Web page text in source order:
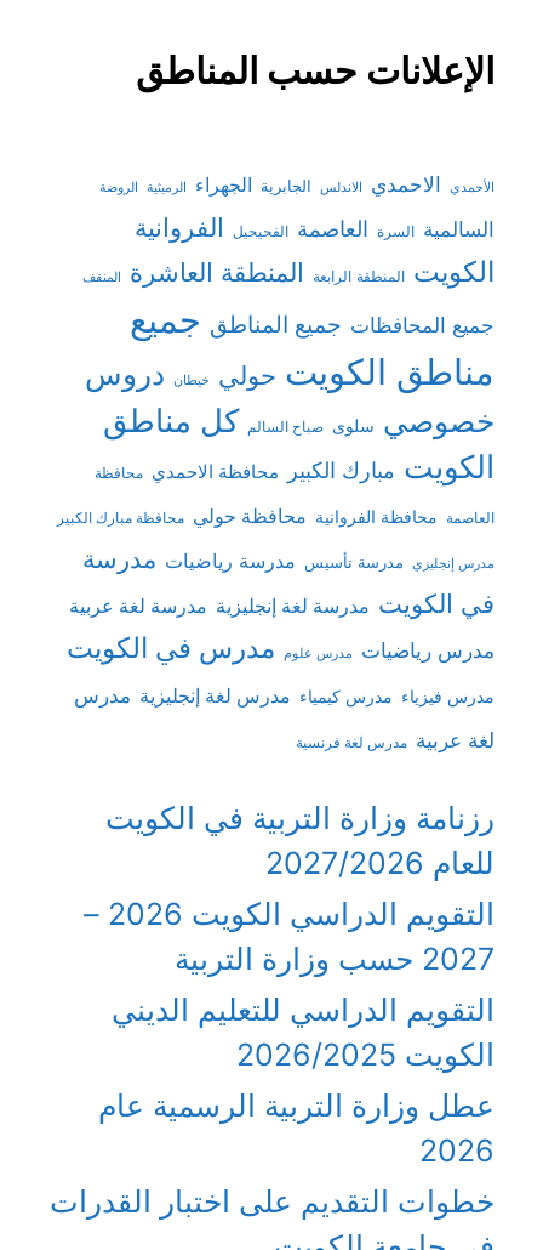
الإعلانات حسب المناطق
الأحمدي الاحمدي الاندلس الجابرية الجهراء الرميثية الروضة
السالمية السرة العاصمة الفحيحيل الفروانية
الكويت المنطقة الرابعة المنطقة العاشرة المنقف
جميع المحافظات جميع المناطق جميع
مناطق الكويت حولي خيطان دروس
خصوصي سلوى صباح السالم كل مناطق
الكويت مبارك الكبير محافظة الاحمدي محافظة
العاصمة محافظة الفروانية محافظة حولي محافظة مبارك الكبير
مدرس إنجليزي مدرسة تأسيس مدرسة رياضيات مدرسة
في الكويت مدرسة لغة إنجليزية مدرسة لغة عربية
مدرس رياضيات مدرس علوم مدرس في الكويت
مدرس فيزياء مدرس كيمياء مدرس لغة إنجليزية مدرس
لغة عربية مدرس لغة فرنسية
رزنامة وزارة التربية في الكويت
للعام 2027/2026
التقويم الدراسي الكويت 2026 –
2027 حسب وزارة التربية
التقويم الدراسي للتعليم الديني
الكويت 2026/2025
عطل وزارة التربية الرسمية عام
2026
خطوات التقديم على اختبار القدرات